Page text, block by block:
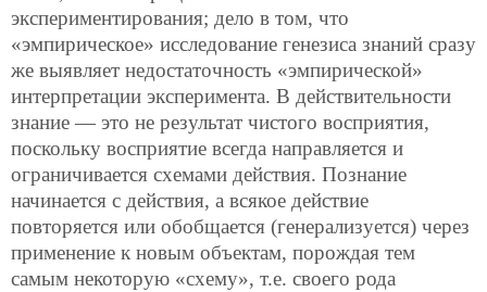
экспериментирования; дело в том, что
«эмпирическое» исследование генезиса знаний сразу
же выявляет недостаточность «эмпирической»
интерпретации эксперимента. В действительности
знание — это не результат чистого восприятия,
поскольку восприятие всегда направляется и
ограничивается схемами действия. Познание
начинается с действия, а всякое действие
повторяется или обобщается (генерализуется) через
применение к новым объектам, порождая тем
самым некоторую «схему», т.е. своего рода